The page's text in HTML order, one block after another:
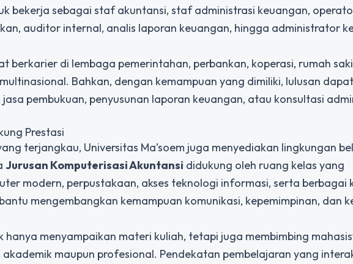
bekerja sebagai staf akuntansi, staf administrasi keuangan,
auditor internal, analis laporan keuangan, hingga administrator
berkarier di lembaga pemerintahan, perbankan, koperasi, rumah
Bahkan, dengan kemampuan yang dimiliki, lulusan dapat
pembukuan, penyusunan laporan keuangan, atau konsultasi
Prestasi
terjangkau, Universitas Ma’soem juga menyediakan lingkungan
Jurusan Komputerisasi Akuntansi didukung oleh ruang kelas yang
modern, perpustakaan, akses teknologi informasi, serta berbagai
mengembangkan kemampuan komunikasi, kepemimpinan, dan
menyampaikan materi kuliah, tetapi juga membimbing
maupun profesional. Pendekatan pembelajaran yang